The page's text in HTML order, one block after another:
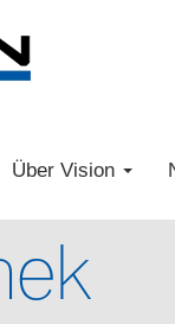
Über Vision